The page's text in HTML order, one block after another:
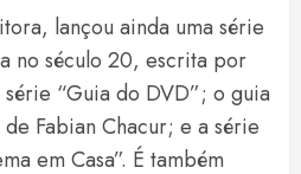
lançou ainda uma série
no século 20, escrita por
série “Guia do DVD”; o guia
Fabian Chacur; e a série
em Casa”. É também